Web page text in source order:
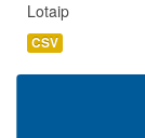
Lotaip
CSV